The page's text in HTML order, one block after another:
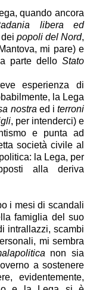
quando ancora
libera ed
popoli del Nord,
mi pare) e
parte dello Stato
esperienza di
la Lega
nostra ed i terroni
, per intenderci) e
e punta ad
società civile al
la Lega, per
alla deriva
i mesi di scandali
famiglia del suo
intrallazzi, scambi
mi sembra
non sia
a sostenere
evidentemente,